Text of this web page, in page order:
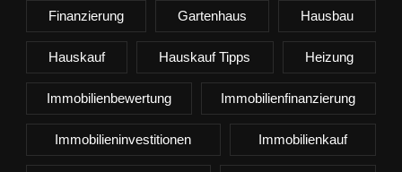
Finanzierung Gartenhaus Hausbau
Hauskauf Hauskauf Tipps Heizung
Immobilienbewertung Immobilienfinanzierung
Immobilieninvestitionen Immobilienkauf